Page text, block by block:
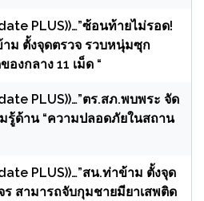
PLUS))…”ซ้อนท้ายไม่รอด!
าม ตั้งจุดตรวจ รวบหนุ่มซุก
องกลาง 11 เม็ด “
PLUS))…”ตร.สภ.พบพระ จัด
รู้ด้าน “ความปลอดภัยในสถาน
PLUS))…”สน.ท่าข้าม ตั้งจุด
สามารถจับกุมชายมียาเสพติด